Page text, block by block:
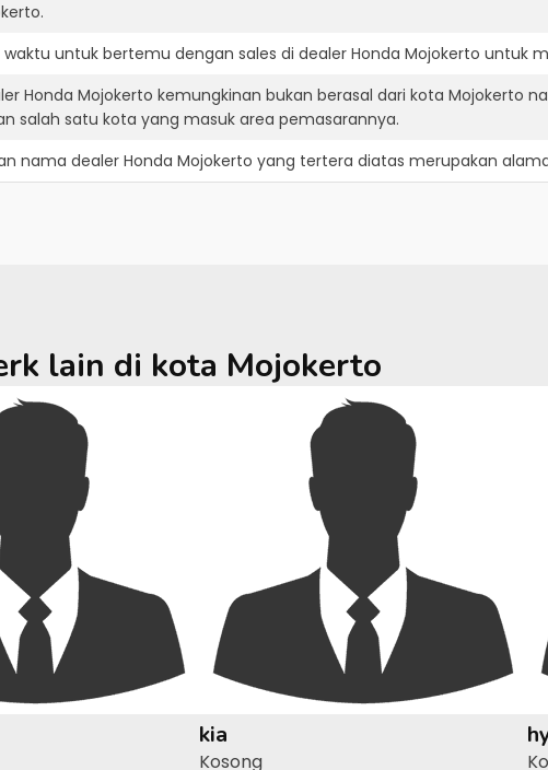
waktu untuk bertemu dengan sales di dealer Honda Mojokerto untuk
Honda Mojokerto kemungkinan bukan berasal dari kota Mojokerto
salah satu kota yang masuk area pemasarannya.
nama dealer Honda Mojokerto yang tertera diatas merupakan
lain di kota Mojokerto
kia
Kosong